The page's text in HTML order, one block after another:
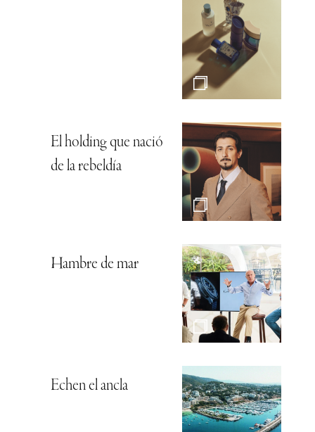
El holding que nació
de la rebeldía
Hambre de mar
Echen el ancla